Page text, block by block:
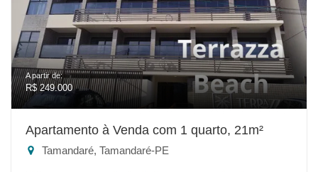
A partir de:
R$ 249.000
Apartamento à Venda com 1 quarto, 21m²
Tamandaré, Tamandaré-PE